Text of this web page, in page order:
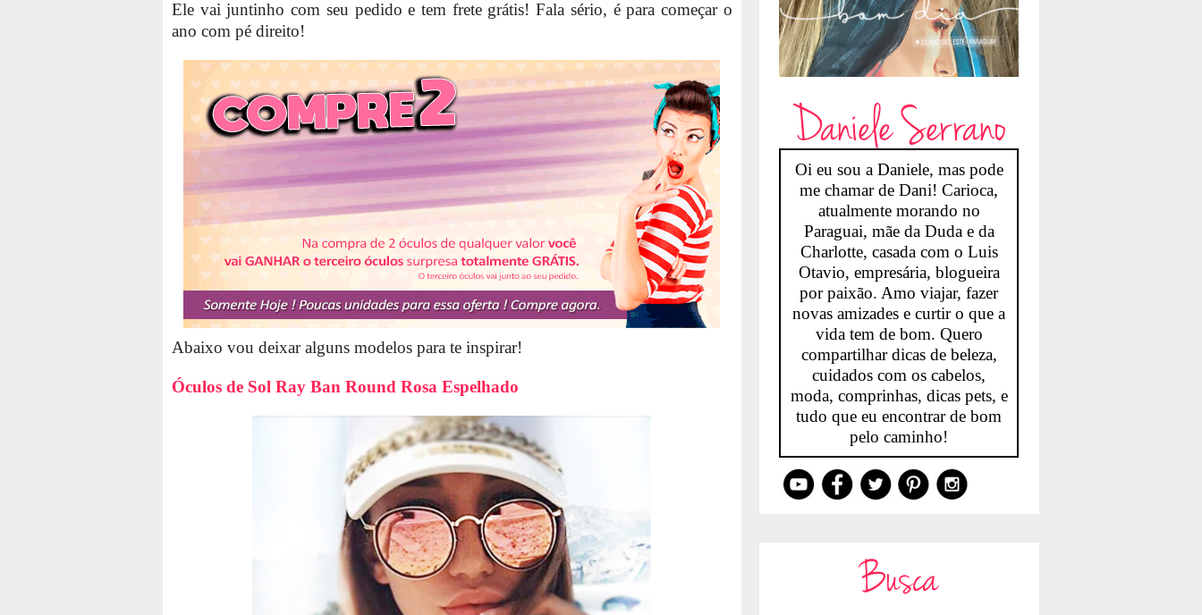
Ele vai juntinho com seu pedido e tem frete grátis! Fala sério, é para começar o
ano com pé direito!
Abaixo vou deixar alguns modelos para te inspirar!
Óculos de Sol Ray Ban Round Rosa Espelhado
Daniele Serrano
Oi eu sou a Daniele, mas pode
me chamar de Dani! Carioca,
atualmente morando no
Paraguai, mãe da Duda e da
Charlotte, casada com o Luis
Otavio, empresária, blogueira
por paixão. Amo viajar, fazer
novas amizades e curtir o que a
vida tem de bom. Quero
compartilhar dicas de beleza,
cuidados com os cabelos,
moda, comprinhas, dicas pets, e
tudo que eu encontrar de bom
pelo caminho!
Busca